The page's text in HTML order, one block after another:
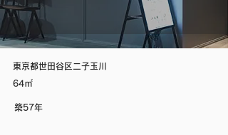
東京都世田谷区二子玉川
64㎡
築57年